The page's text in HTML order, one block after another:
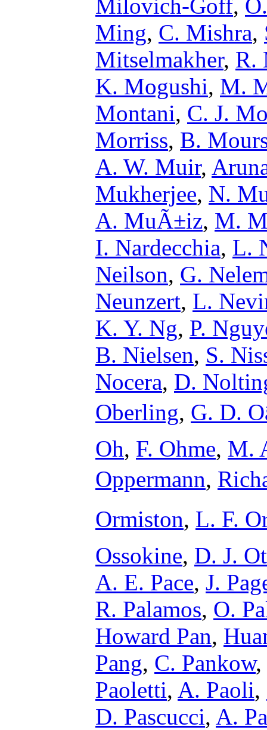
Milovich-Goff,
Ming, C. Mishra,
Mitselmakher, R.
K. Mogushi, M.
Montani, C. J.
Morriss, B.
A. W. Muir,
Mukherjee, N.
A. MuÃ±iz, M.
I. Nardecchia, L.
Neilson, G.
Neunzert, L.
K. Y. Ng, P.
B. Nielsen, S.
Nocera, D.
Oberling, G. D.
Oh, F. Ohme, M.
Oppermann,
Ormiston, L. F.
Ossokine, D. J.
A. E. Pace, J.
R. Palamos, O.
Howard Pan,
Pang, C. Pankow,
Paoletti, A. Paoli,
D. Pascucci, A.